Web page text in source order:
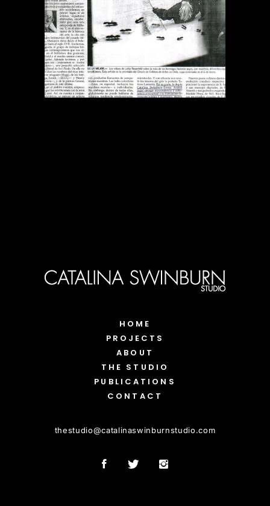
MIRANDO EL 2002
Publications
HOME
PROJECTS
ABOUT
THE STUDIO
PUBLICATIONS
CONTACT
thestudio@catalinaswinburnstudio.com